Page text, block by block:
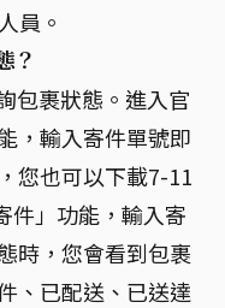
員。
？
包裹狀態。進入官
，輸入寄件單號即
您也可以下載7-11
件」功能，輸入寄
時，您會看到包裹
、已配送、已送達